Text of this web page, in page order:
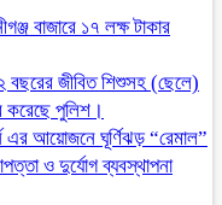
বাজারে ১৭ লক্ষ টাকার
বছরের জীবিত শিশুসহ (ছেলে)
করেছে পুলিশ।
এর আয়োজনে ঘূর্ণিঝড় “রেমাল”
ও দুর্যোগ ব্যবস্থাপনা